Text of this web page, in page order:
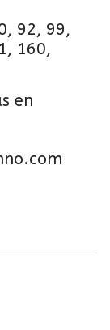
92, 99,
160,
en